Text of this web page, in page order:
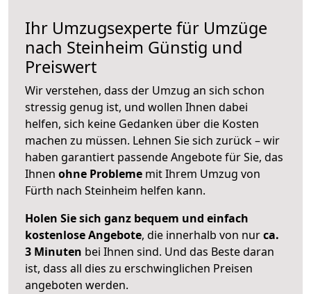
Ihr Umzugsexperte für Umzüge
nach Steinheim Günstig und
Preiswert
Wir verstehen, dass der Umzug an sich schon
stressig genug ist, und wollen Ihnen dabei
helfen, sich keine Gedanken über die Kosten
machen zu müssen. Lehnen Sie sich zurück – wir
haben garantiert passende Angebote für Sie, das
Ihnen ohne Probleme mit Ihrem Umzug von
Fürth nach Steinheim helfen kann.
Holen Sie sich ganz bequem und einfach
kostenlose Angebote, die innerhalb von nurca.
3 Minuten bei Ihnen sind. Und das Beste daran
ist, dass all dies zu erschwinglichen Preisen
angeboten werden.